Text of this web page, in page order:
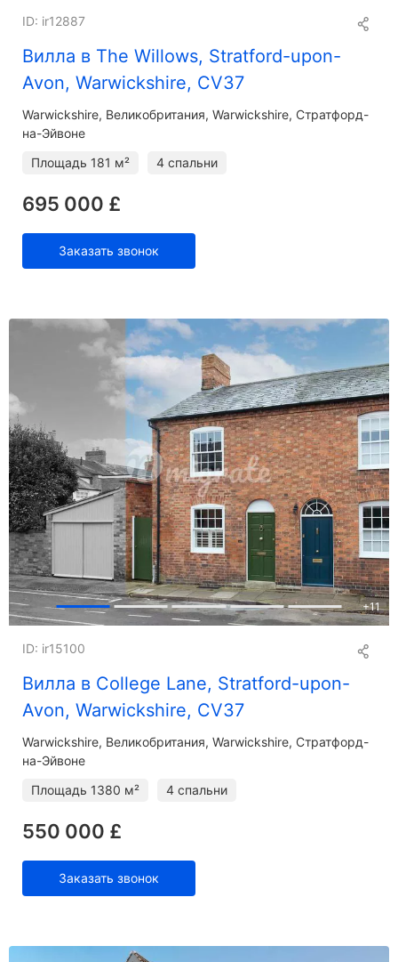
Вилла в The Willows, Stratford-upon-
Avon, Warwickshire, CV37
ID: ir12887
Warwickshire Великобритания, Warwickshire, Стратфорд-
на-Эйвоне
Площадь 181 м² 4 спальни
695 000 £
Заказать звонок
+11
Вилла в College Lane, Stratford-upon-
Avon, Warwickshire, CV37
ID: ir15100
Warwickshire Великобритания, Warwickshire, Стратфорд-
на-Эйвоне
Площадь 1380 м² 4 спальни
550 000 £
Заказать звонок